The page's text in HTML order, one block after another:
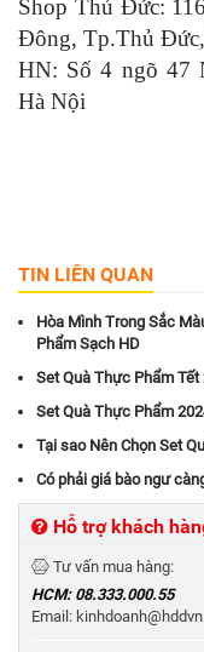
Shop Thủ Đức:
Đông, Tp.Thủ
HN: Số 4 ngõ 47
Hà Nội
TIN LIÊN QUAN
Hòa Mình Trong Sắc
Phẩm Sạch HD
Set Quà Thực Phẩm
Set Quà Thực Phẩm
Tại sao Nên Chọn Set
Có phải giá bào ngư
Hỗ trợ khách
Tư vấn mua hàng:
HCM: 08.333.000.55
Email: